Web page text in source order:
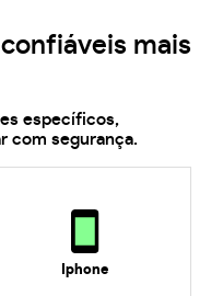
mais
específicos,
com segurança.
Iphone